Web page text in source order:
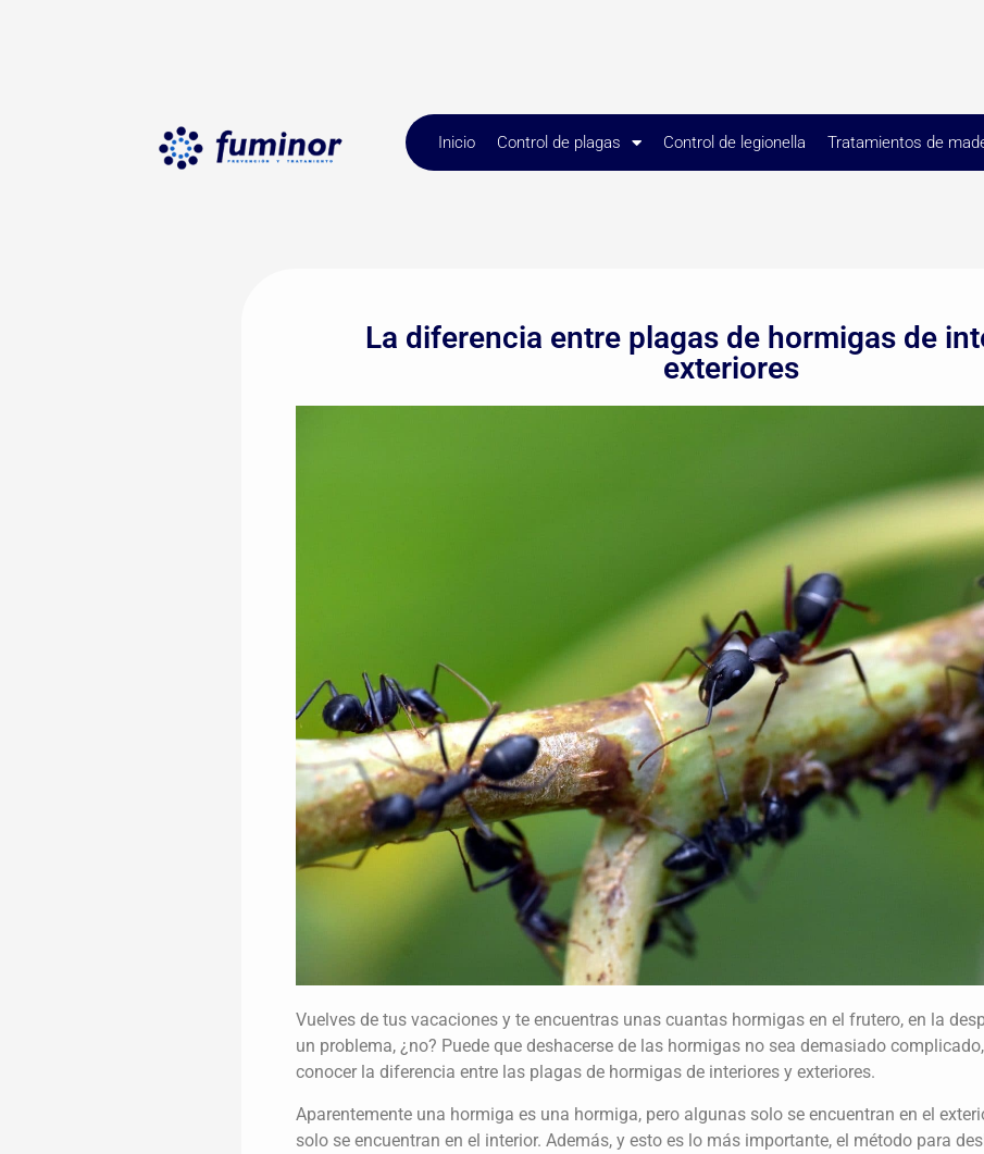
Inicio Control de plagas Control de legionella Tratamientos de
La diferencia entre plagas de hormigas de
exteriores
Vuelves de tus vacaciones y te encuentras unas cuantas hormigas en el frutero, en la
un problema, ¿no? Puede que deshacerse de las hormigas no sea demasiado
conocer la diferencia entre las plagas de hormigas de interiores y exteriores.
Aparentemente una hormiga es una hormiga, pero algunas solo se encuentran en el
solo se encuentran en el interior. Además, y esto es lo más importante, el método para